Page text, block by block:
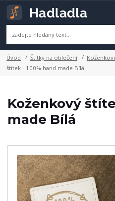
Úvod Štítky na oblečení
štítek - 100% hand made Bílá
Koženkový
made Bílá